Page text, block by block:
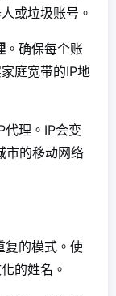
或垃圾账号。
。确保每个账
庭宽带的IP地
代理。IP会变
市的移动网络
复的模式。使
的姓名。